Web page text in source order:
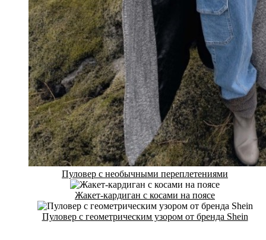
Пуловер с необычными переплетениями
Жакет-кардиган с косами на поясе
Пуловер с геометрическим узором от бренда Shein